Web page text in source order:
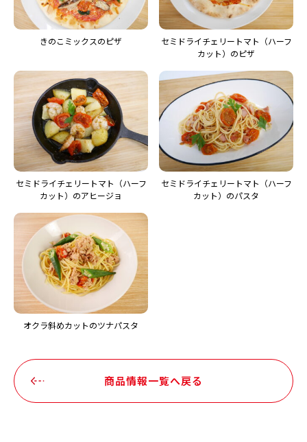
きのこミックスのピザ
セミドライチェリートマト（ハーフ
カット）のピザ
セミドライチェリートマト（ハーフ
カット）のアヒージョ
セミドライチェリートマト（ハーフ
カット）のパスタ
オクラ斜めカットのツナパスタ
商品情報一覧へ戻る